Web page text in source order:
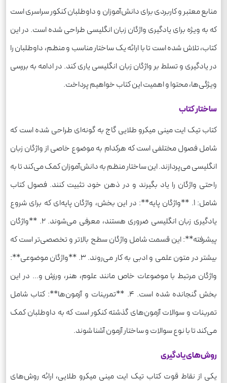
منابع معتبر و کاربردی برای دانش‌آموزان و داوطلبان کنکور سراسری است
که به ویژه برای یادگیری واژگان زبان انگلیسی طراحی شده است. در این
کتاب، تلاش شده است تا با ارائه یک ساختار مناسب و منظم، داوطلبان را
در یادگیری و تسلط بر واژگان زبان انگلیسی یاری کند. در ادامه به بررسی
ویژگی‌ها، محتوا و اهمیت این کتاب خواهیم پرداخت.
ساختار کتاب
کتاب تیک ایت مینی میکرو طلایی گاج به گونه‌ای طراحی شده است که
شامل فصول مختلفی است که هرکدام به موضوع خاصی از واژگان زبان
انگلیسی می‌پردازند. این ساختار منظم به دانش‌آموزان کمک می‌کند تا به
راحتی واژگان را یاد بگیرند و در ذهن خود تثبیت کنند. فصول کتاب
شامل: 1. **واژگان پایه**: در این بخش، واژگان پایه‌ای که برای شروع
یادگیری زبان انگلیسی ضروری هستند، معرفی می‌شوند. 2. **واژگان
پیشرفته**: این قسمت شامل واژگان سطح بالاتر و تخصصی‌تر است که
بیشتر در متون علمی و ادبی به کار می‌روند. 3. **واژگان موضوعی**:
واژگان مرتبط با موضوعات خاص مانند علوم، هنر، ورزش و... در این
بخش گنجانده شده است. 4. **تمرینات و آزمون‌ها**: کتاب شامل
تمرینات و سوالات آزمون‌های گذشته کنکور است که به داوطلبان کمک
می‌کند تا با نوع سوالات و ساختار آزمون آشنا شوند.
روش‌های یادگیری
یکی از نقاط قوت کتاب تیک ایت مینی میکرو طلایی، ارائه روش‌های